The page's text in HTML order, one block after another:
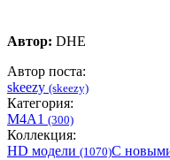
Автор: DHE
Автор поста:
skeezy (skeezy)
Категория:
M4A1 (300)
Коллекция:
HD модели (1070)С